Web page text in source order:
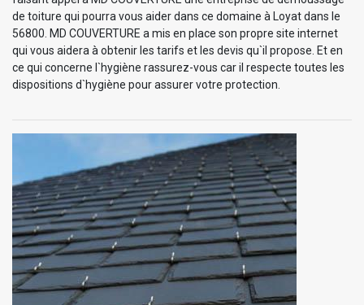
de toiture qui pourra vous aider dans ce domaine à Loyat dans le
56800. MD COUVERTURE a mis en place son propre site internet
qui vous aidera à obtenir les tarifs et les devis qu`il propose. Et en
ce qui concerne l`hygiène rassurez-vous car il respecte toutes les
dispositions d`hygiène pour assurer votre protection.